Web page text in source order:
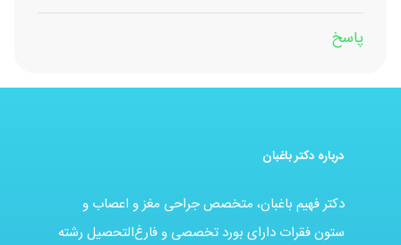
پاسخ
درباره دکتر باغبان
دکتر فهیم باغبان، متخصص جراحی مغز و اعصاب و
ستون فقرات دارای بورد تخصصی و فارغ‌التحصیل رشته